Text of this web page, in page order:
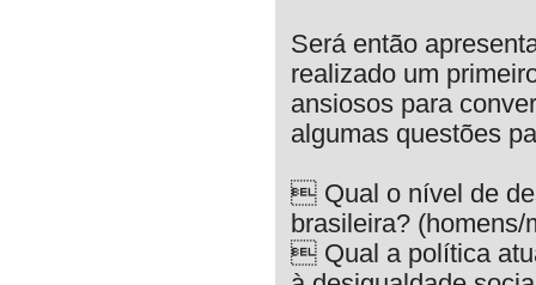
Será então
realizado um
ansiosos para
algumas questões
 Qual o nível de
brasileira?
 Qual a política